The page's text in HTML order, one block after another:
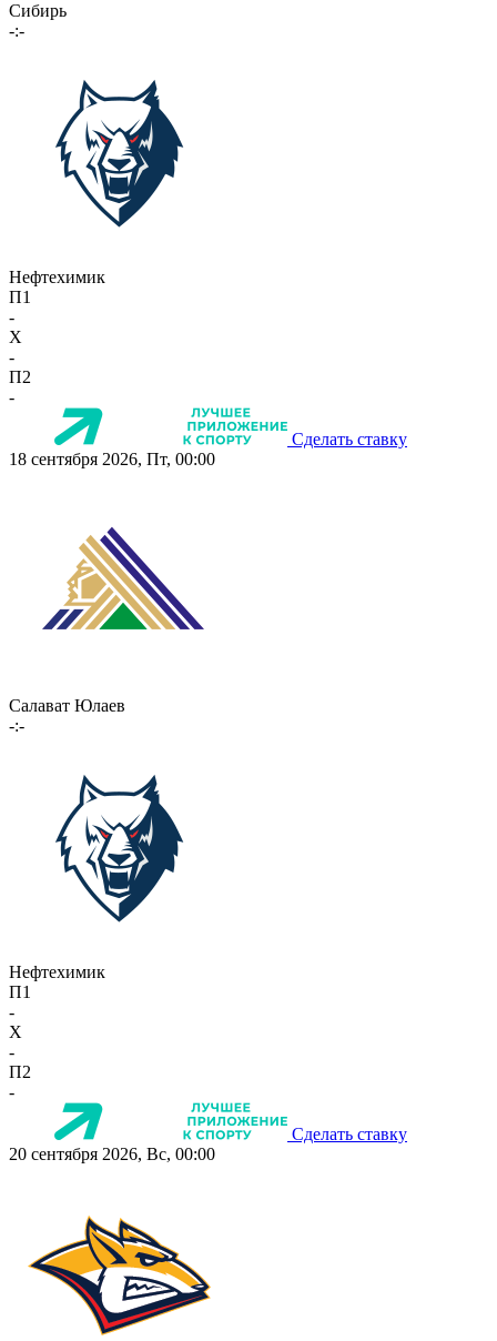
Сибирь
-:-
Нефтехимик
П1
-
X
-
П2
-
Сделать ставку
18 сентября 2026, Пт, 00:00
Салават Юлаев
-:-
Нефтехимик
П1
-
X
-
П2
-
Сделать ставку
20 сентября 2026, Вс, 00:00